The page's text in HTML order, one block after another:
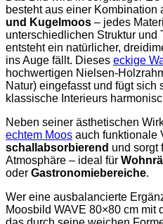
besteht aus einer Kombination
und Kugelmoos – jedes
unterschiedlichen Struktur und
entsteht ein natürlicher,
ins Auge fällt. Dieses eckige
hochwertigen Nielsen-
Natur) eingefasst und fügt sich
klassische Interieurs
Neben seiner ästhetischen
echtem Moos auch funktionale
schallabsorbierend und sorgt
Atmosphäre – ideal für
oder Gastronomiebereiche.
Wer eine ausbalancierte
Moosbild WAVE 80×80 cm mit